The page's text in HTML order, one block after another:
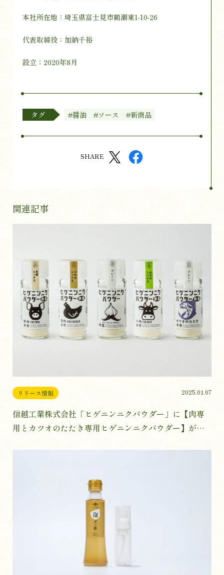
本社所在地：埼玉県富士見市鶴瀬東1-10-26
代表取締役：加納千裕
設立：2020年8月
タグ #醤油 #ソース #新商品
SHARE
関連記事
リリース情報 2025.01.07
信越工業株式会社「ヒゲニンニクパウダー」に【肉専
用とカツオのたたき専用ヒゲニンニクパウダー】が新